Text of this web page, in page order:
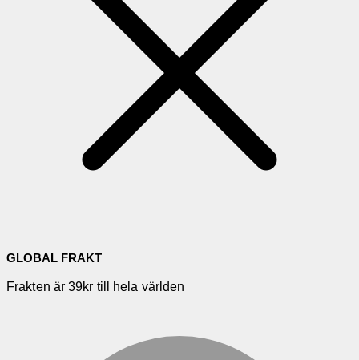
GLOBAL FRAKT
Frakten är 39kr till hela världen